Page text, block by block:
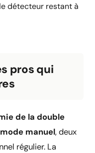
détecteur restant à
pros qui
de la double
manuel, deux
régulier. La